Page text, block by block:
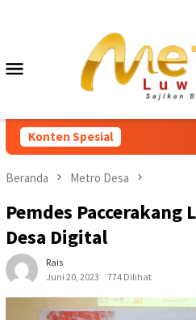
Mobile
Konten Spesial
Beranda Metro Desa
Pemdes Paccerakang
Desa Digital
Rais
Juni 20, 2023
774 Dilihat